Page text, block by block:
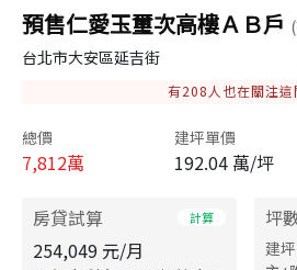
預售仁愛玉璽次高樓ＡＢ戶
台北市大安區延吉街
有208 人也在關注這
總價
7,812萬
建坪單價
192.04 萬/坪
房貸試算 計算
254,049 元/月
坪
建坪